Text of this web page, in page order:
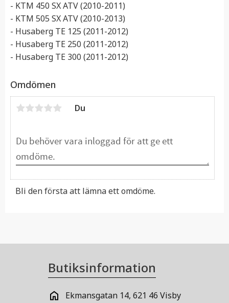
- KTM 450 SX ATV (2010-2011)
- KTM 505 SX ATV (2010-2013)
- Husaberg TE 125 (2011-2012)
- Husaberg TE 250 (2011-2012)
- Husaberg TE 300 (2011-2012)
Omdömen
Du
Bli den första att lämna ett omdöme.
Butiksinformation
Ekmansgatan 14, 621 46 Visby